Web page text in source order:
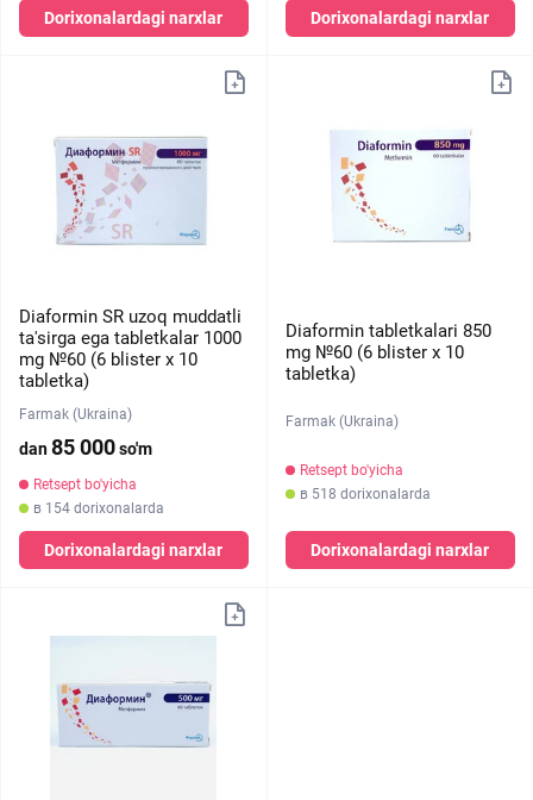
Dorixonalardagi narxlar Dorixonalardagi narxlar
Diaformin SR uzoq muddatli
ta'sirga ega tabletkalar 1000
mg №60 (6 blister х 10
tabletka)
Farmak (Ukraina)
dan85 000so'm
Retsept bo'yicha
в 154 dorixonalarda
Dorixonalardagi narxlar
Diaformin tabletkalari 850
mg №60 (6 blister х 10
tabletka)
Farmak (Ukraina)
Retsept bo'yicha
в 518 dorixonalarda
Dorixonalardagi narxlar